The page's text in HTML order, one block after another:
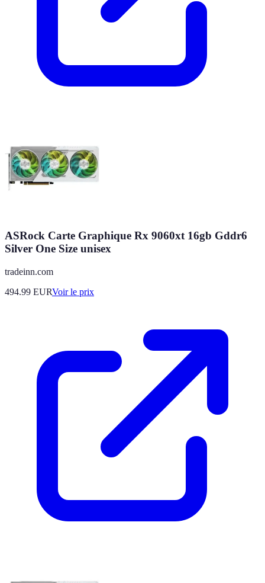
ASRock Carte Graphique Rx 9060xt 16gb Gddr6
Silver One Size unisex
tradeinn.com
494.99 EURVoir le prix